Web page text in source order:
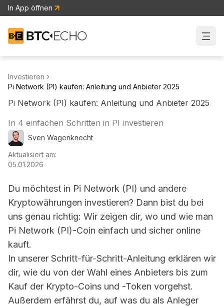
In App öffnen
Zur BTC-ECHO Startseite
Investieren
Pi Network (PI) kaufen: Anleitung und Anbieter 2025
Pi Network (PI) kaufen: Anleitung und Anbieter 2025
In 4 einfachen Schritten in PI investieren
Sven Wagenknecht
Aktualisiert am:
05.01.2026
Du möchtest in Pi Network (PI) und andere
Kryptowährungen investieren? Dann bist du bei
uns genau richtig: Wir zeigen dir, wo und wie man
Pi Network (PI)-Coin einfach und sicher online
kauft.
In unserer Schritt-für-Schritt-Anleitung erklären wir
dir, wie du von der Wahl eines Anbieters bis zum
Kauf der Krypto-Coins und -Token vorgehst.
Außerdem erfährst du, auf was du als Anleger